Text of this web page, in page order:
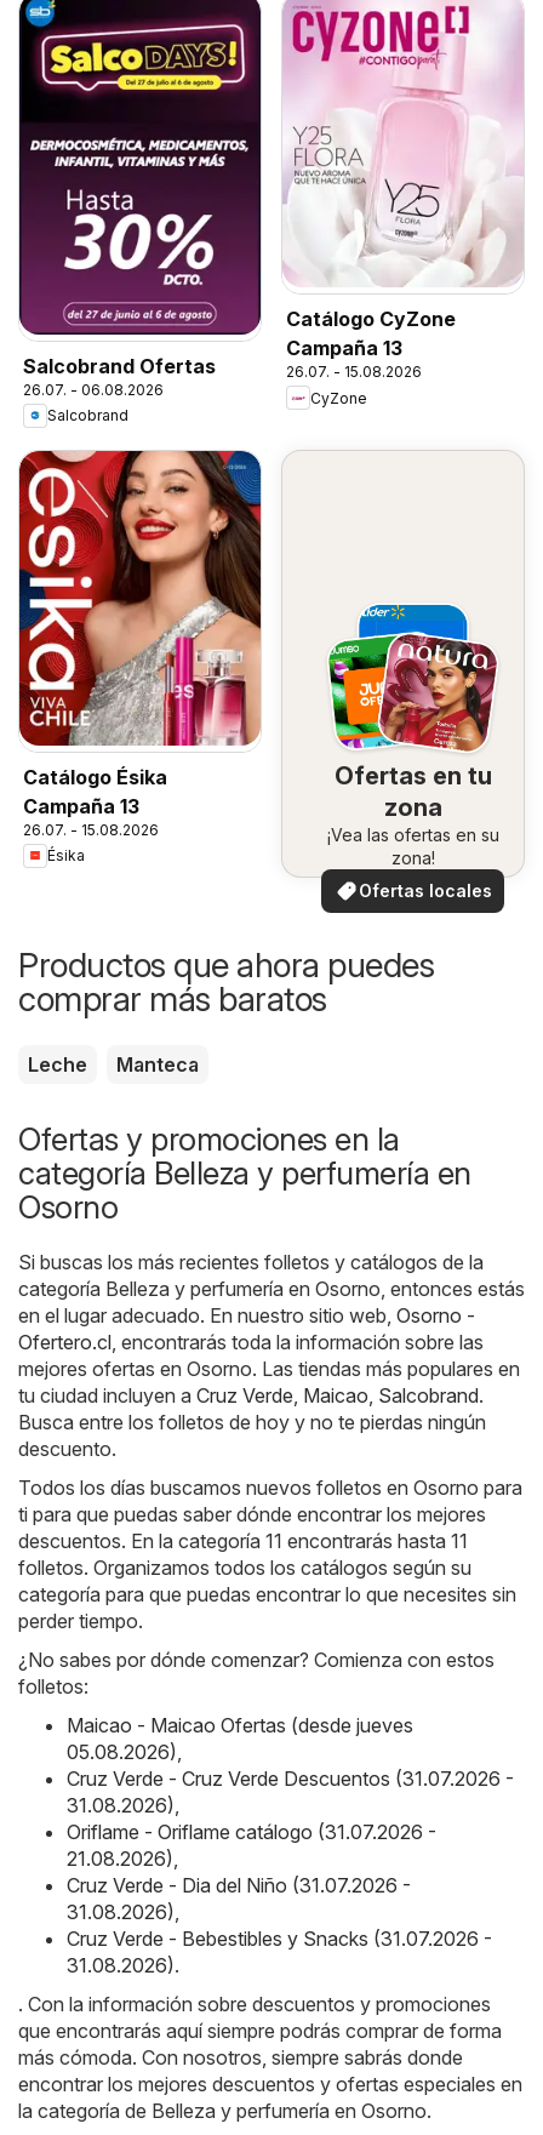
Salcobrand Ofertas
26.07. - 06.08.2026
Salcobrand
Catálogo CyZone
Campaña 13
26.07. - 15.08.2026
CyZone
Catálogo Ésika
Campaña 13
26.07. - 15.08.2026
Ésika
Ofertas en tu
zona
¡Vea las ofertas en su
zona!
Ofertas locales
Productos que ahora puedes
comprar más baratos
Leche Manteca
Ofertas y promociones en la
categoría Belleza y perfumería en
Osorno
Si buscas los más recientes folletos y catálogos de la
categoría Belleza y perfumería en Osorno, entonces estás
en el lugar adecuado. En nuestro sitio web, Osorno -
Ofertero.cl , encontrarás toda la información sobre las
mejores ofertas en Osorno. Las tiendas más populares en
tu ciudad incluyen a Cruz Verde Maicao Salcobrand.
Busca entre los folletos de hoy y no te pierdas ningún
descuento.
Todos los días buscamos nuevos folletos en Osorno para
ti para que puedas saber dónde encontrar los mejores
descuentos. En la categoría 11 encontrarás hasta 11
folletos. Organizamos todos los catálogos según su
categoría para que puedas encontrar lo que necesites sin
perder tiempo.
¿No sabes por dónde comenzar? Comienza con estos
folletos:
Maicao - Maicao Ofertas (desde jueves
05.08.2026)
Cruz Verde - Cruz Verde Descuentos (31.07.2026 -
31.08.2026)
Oriflame - Oriflame catálogo (31.07.2026 -
21.08.2026)
Cruz Verde - Dia del Niño (31.07.2026 -
31.08.2026)
Cruz Verde - Bebestibles y Snacks (31.07.2026 -
31.08.2026).
. Con la información sobre descuentos y promociones
que encontrarás aquí siempre podrás comprar de forma
más cómoda. Con nosotros, siempre sabrás donde
encontrar los mejores descuentos y ofertas especiales en
la categoría de Belleza y perfumería en Osorno.